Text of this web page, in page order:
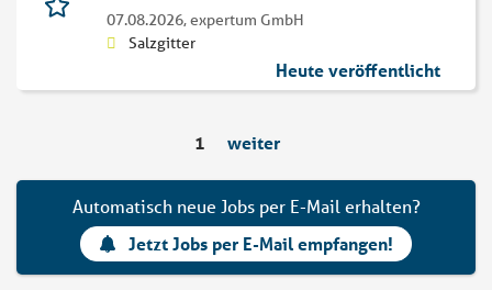
07.08.2026,expertum GmbH
Salzgitter
Heute veröffentlicht
1 weiter
Automatisch neue Jobs per E-Mail erhalten?
Jetzt Jobs per E-Mail empfangen!